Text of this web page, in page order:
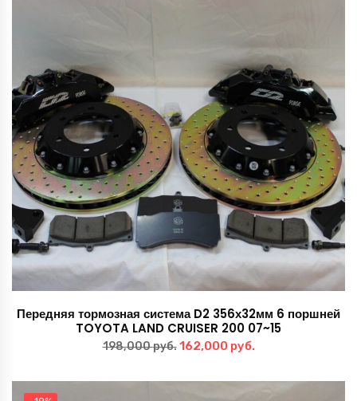
Передняя тормозная система D2 356х32мм 6 поршней
TOYOTA LAND CRUISER 200 07~15
198,000руб. Первоначальная
162,000 руб.Текущая
162,000 руб..